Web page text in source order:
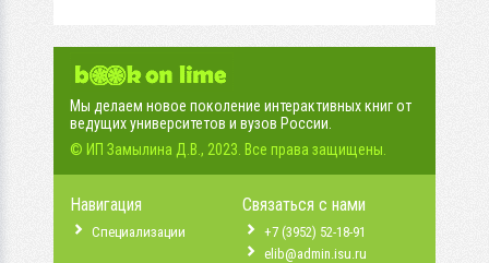
Мы делаем новое поколение интерактивных книг от
ведущих университетов и вузов России.
© ИП Замылина Д.В., 2023. Все права защищены.
Навигация
Специализации
Связаться с нами
+7 (3952) 52-18-91
elib@admin.isu.ru